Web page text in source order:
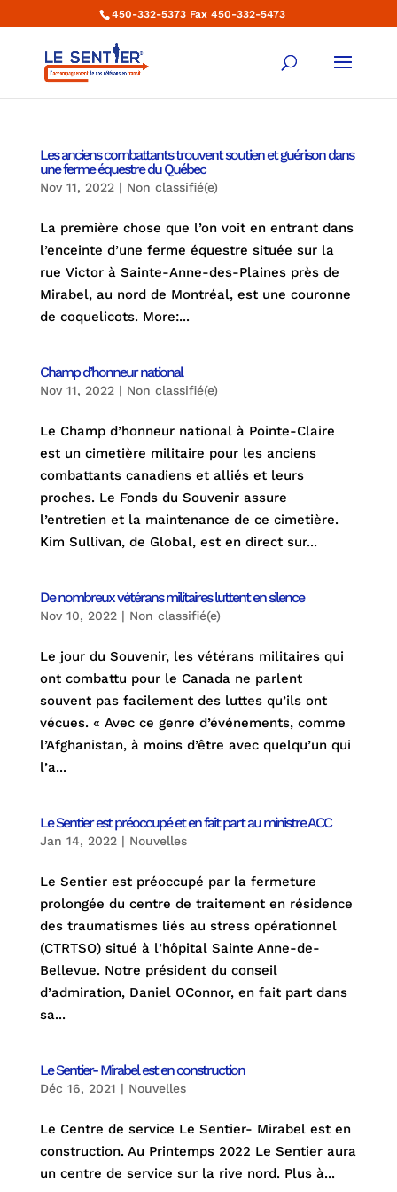
450-332-5373 Fax 450-332-5473
Les anciens combattants trouvent soutien et guérison dans
une ferme équestre du Québec
Nov 11, 2022| Non classifié(e)
La première chose que l’on voit en entrant dans
l’enceinte d’une ferme équestre située sur la
rue Victor à Sainte-Anne-des-Plaines près de
Mirabel, au nord de Montréal, est une couronne
de coquelicots. More:...
Champ d’honneur national
Nov 11, 2022| Non classifié(e)
Le Champ d’honneur national à Pointe-Claire
est un cimetière militaire pour les anciens
combattants canadiens et alliés et leurs
proches. Le Fonds du Souvenir assure
l’entretien et la maintenance de ce cimetière.
Kim Sullivan, de Global, est en direct sur...
De nombreux vétérans militaires luttent en silence
Nov 10, 2022| Non classifié(e)
Le jour du Souvenir, les vétérans militaires qui
ont combattu pour le Canada ne parlent
souvent pas facilement des luttes qu’ils ont
vécues. « Avec ce genre d’événements, comme
l’Afghanistan, à moins d’être avec quelqu’un qui
l’a...
Le Sentier est préoccupé et en fait part au ministre ACC
Jan 14, 2022| Nouvelles
Le Sentier est préoccupé par la fermeture
prolongée du centre de traitement en résidence
des traumatismes liés au stress opérationnel
(CTRTSO) situé à l’hôpital Sainte Anne-de-
Bellevue. Notre président du conseil
d’admiration, Daniel OConnor, en fait part dans
sa...
Le Sentier- Mirabel est en construction
Déc 16, 2021 | Nouvelles
Le Centre de service Le Sentier- Mirabel est en
construction. Au Printemps 2022 Le Sentier aura
un centre de service sur la rive nord. Plus à...